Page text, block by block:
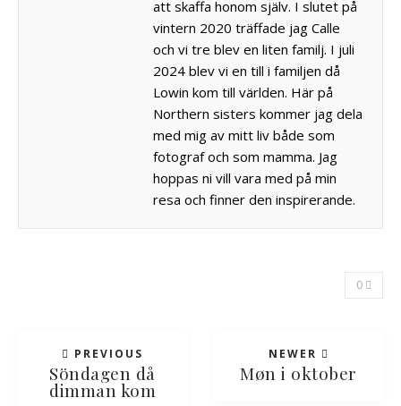
att skaffa honom själv. I slutet på
vintern 2020 träffade jag Calle
och vi tre blev en liten familj. I juli
2024 blev vi en till i familjen då
Lowin kom till världen. Här på
Northern sisters kommer jag dela
med mig av mitt liv både som
fotograf och som mamma. Jag
hoppas ni vill vara med på min
resa och finner den inspirerande.
0
PREVIOUS
Söndagen då
dimman kom
NEWER
Møn i oktober